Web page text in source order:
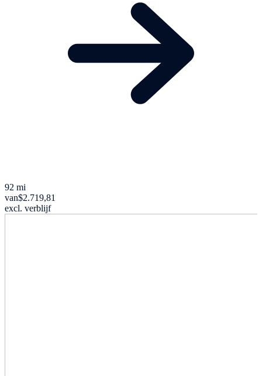
92 mi
van$2.719,81
excl. verblijf